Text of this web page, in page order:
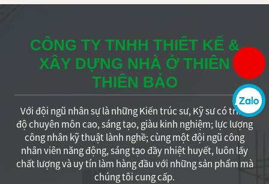
CÔNG TY TNHH THIẾT KẾ &
XÂY DỰNG NHÀ Ở THIÊN
THIÊN BẢO
Với đội ngũ nhân sự là những Kiến trúc sư, Kỹ sư có trình
độ chuyên môn cao, sáng tạo, giàu kinh nghiệm; lực lượng
công nhân kỹ thuật lành nghề; cùng một đội ngũ công
nhân viên năng động, sáng tạo đầy nhiệt huyết, luôn lấy
chất lượng và uy tín làm hàng đầu với những sản phẩm mà
chúng tôi cung cấp.